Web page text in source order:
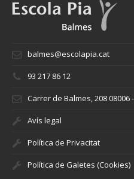
balmes@escolapia.cat
93 217 86 12
Carrer de Balmes, 208 08006
Avís legal
Política de Privacitat
Política de Galetes (Cookies)